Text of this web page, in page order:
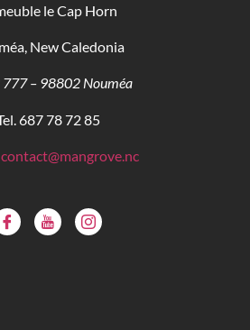
le Cap Horn
New Caledonia
777 – 98802 Nouméa
687 78 72 85
contact@mangrove.nc